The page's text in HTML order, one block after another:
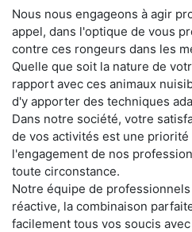
Nous nous engageons à agir
appel, dans l'optique de vous
contre ces rongeurs dans les
Quelle que soit la nature de
rapport avec ces animaux
d'y apporter des techniques
Dans notre société, votre
de vos activités est une priorité
l'engagement de nos
toute circonstance.
Notre équipe de
réactive, la combinaison
facilement tous vos soucis